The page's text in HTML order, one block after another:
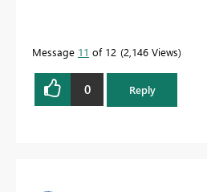
Message 11 of 12 2,146 Views
0 Reply